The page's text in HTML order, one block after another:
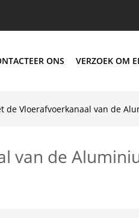
ONS VERZOEK OM
de Vloerafvoerkanaal van de
van de